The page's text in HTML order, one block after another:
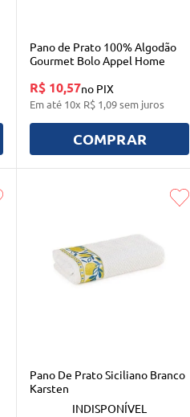
Pano de Prato 100% Algodão
Gourmet Bolo Appel Home
R$ 10,57no PIX
Em até 10x R$ 1,09sem juros
COMPRAR
Pano De Prato Siciliano Branco
Karsten
INDISPONÍVEL